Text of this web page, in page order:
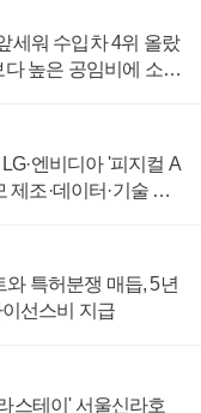
세워 수입차 4위 올랐
다 높은 공임비에 소비
엔비디아 '피지컬 A
제조·데이터·기술 결
특허분쟁 매듭, 5년
선스비 지급
스테이' 서울신라호